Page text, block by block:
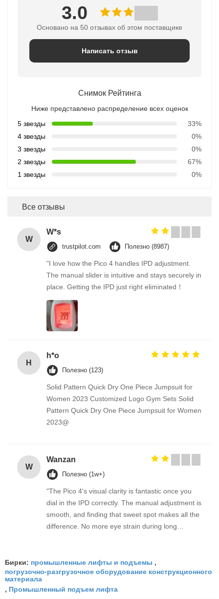
3.0
Основано на 50 отзывах об этом поставщике
Написать отзыв
Снимок Рейтинга
Ниже представлено распределение всех оценок
5 звезды
33%
4 звезды
0%
3 звезды
0%
2 звезды
67%
1 звезды
0%
Все отзывы
W
W*s
trustpilot.com Полезно (8987)
"I love how the Pico 4 handles IPD adjustment.
The manual slider is intuitive and stays securely in
place. Getting the IPD just right eliminated！
H
h*o
Полезно (123)
Solid Pattern Quick Dry One Piece Jumpsuit for
Women 2023 Customized Logo Gym Sets Solid
Pattern Quick Dry One Piece Jumpsuit for Women
2023@
W
Wanzan
Полезно (1w+)
"The Pico 4's visual clarity is fantastic once you
dial in the IPD correctly. The manual adjustment is
smooth, and finding that sweet spot makes all the
difference. No more eye strain during long
fantastic once you dial in the IPD correctly. The
manual adjustment is smooth, and finding that
Бирки: промышленные лифты и подъемы ,
погрузочно-разгрузочное оборудование конструкционного
материала
, Промышленный подъем лифта